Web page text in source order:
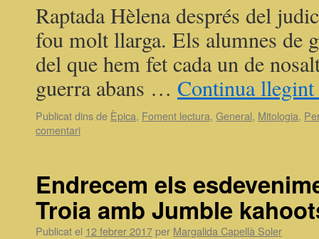
Raptada Hèlena després del
fou molt llarga. Els alumnes de
del que hem fet cada un de
guerra abans … Continua llegint
Publicat dins de Èpica, Foment lectura, General, Mitologia,
comentari
Endrecem els
Troia amb Jumble
Publicat el 12 febrer 2017 per Margalida Capellà Soler